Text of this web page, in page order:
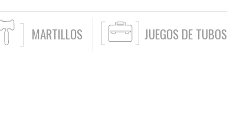
MARTILLOS JUEGOS DE TUBOS